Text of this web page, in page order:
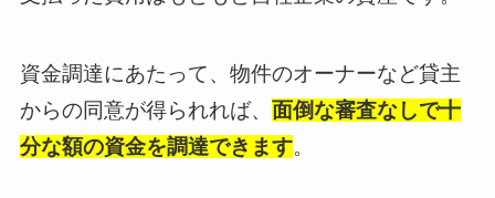
資金調達にあたって、物件のオーナーなど貸主
からの同意が得られれば、 面倒な審査なしで十
分な額の資金を調達できます。